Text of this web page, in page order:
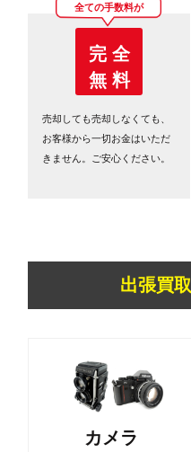
全ての手数料が
完 全
無 料
売却しても売却しなくても、
お客様から一切お金はいただ
きません。ご安心ください。
出張買取
カメラ